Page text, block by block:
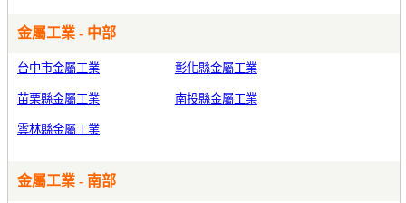
金屬工業 - 中部
台中市金屬工業 彰化縣金屬工業
苗栗縣金屬工業 南投縣金屬工業
雲林縣金屬工業
金屬工業 - 南部